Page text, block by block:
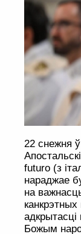
22 снежня
futuro (з
нараджае
на
канкрэтных
адкрытасці
Божым